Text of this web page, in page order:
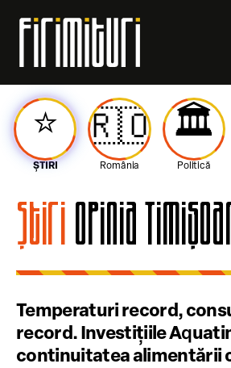
⭐️
ȘTIRI
🇷🇴
România
🏛️
Politică
ȘtiriOpinia
Temperaturi record,
record. Investițiile
continuitatea alimentării